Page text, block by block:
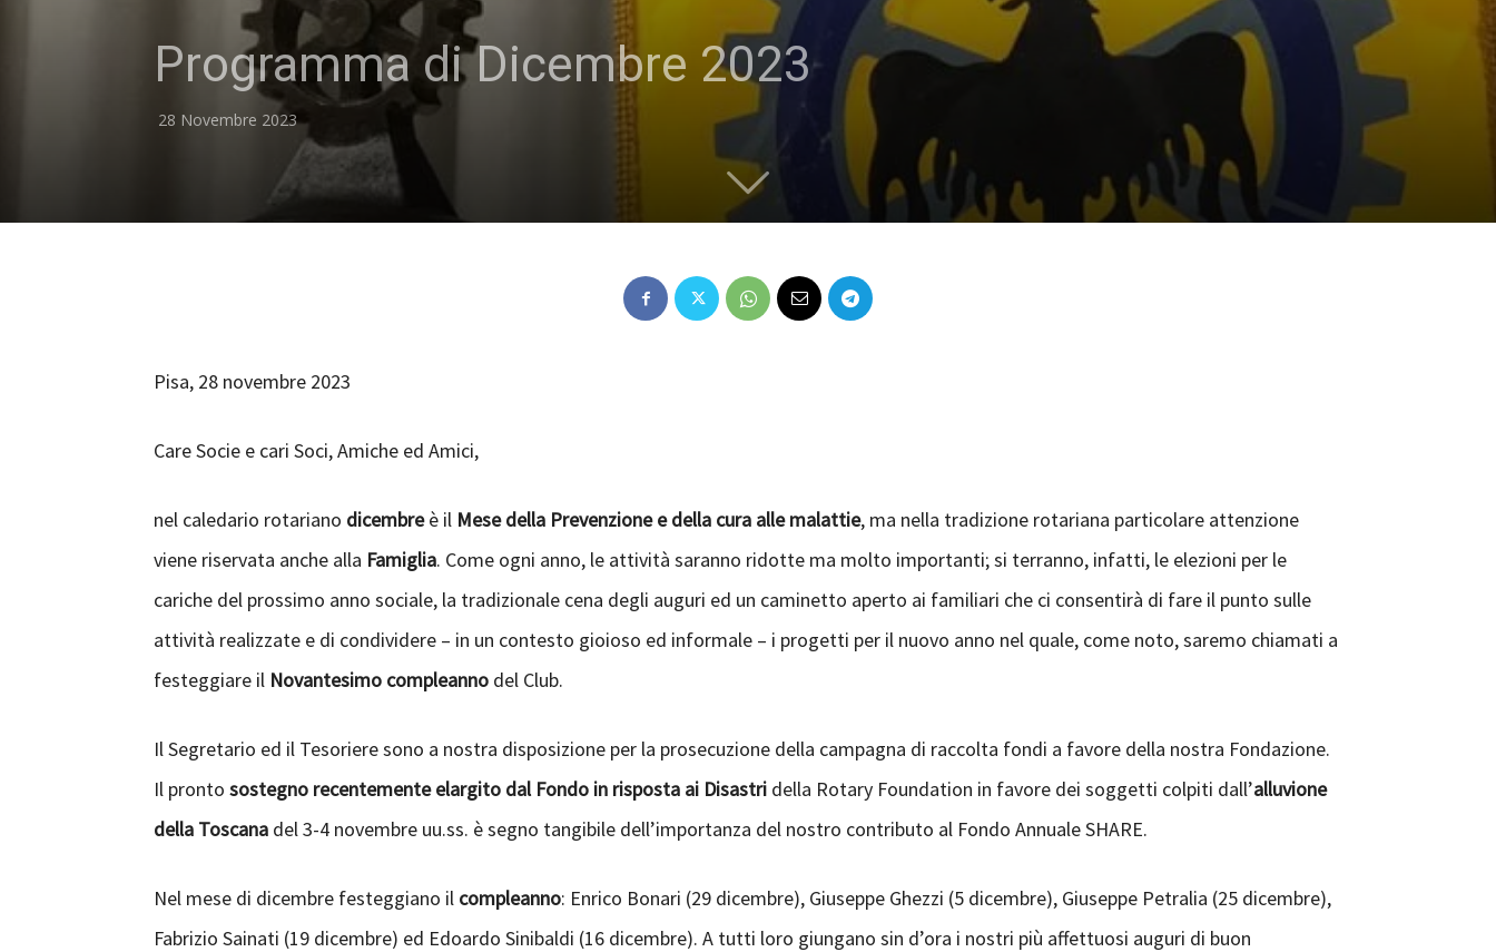
Programma di Dicembre 2023
28 Novembre 2023
Pisa, 28 novembre 2023
Care Socie e cari Soci, Amiche ed Amici,
nel caledario rotariano dicembreè il Mese della Prevenzione e della cura alle malattie, ma nella tradizione rotariana particolare attenzione
viene riservata anche alla Famiglia. Come ogni anno, le attività saranno ridotte ma molto importanti; si terranno, infatti, le elezioni per le
cariche del prossimo anno sociale, la tradizionale cena degli auguri ed un caminetto aperto ai familiari che ci consentirà di fare il punto sulle
attività realizzate e di condividere – in un contesto gioioso ed informale – i progetti per il nuovo anno nel quale, come noto, saremo chiamati a
festeggiare il Novantesimo compleanno del Club.
Il Segretario ed il Tesoriere sono a nostra disposizione per la prosecuzione della campagna di raccolta fondi a favore della nostra Fondazione.
Il pronto sostegno recentemente elargito dal Fondo in risposta ai Disastri della Rotary Foundation in favore dei soggetti colpiti dall’alluvione
della Toscana del 3-4 novembre uu.ss. è segno tangibile dell’importanza del nostro contributo al Fondo Annuale SHARE.
Nel mese di dicembre festeggiano il compleanno: Enrico Bonari (29 dicembre), Giuseppe Ghezzi (5 dicembre), Giuseppe Petralia (25 dicembre),
Fabrizio Sainati (19 dicembre) ed Edoardo Sinibaldi (16 dicembre). A tutti loro giungano sin d’ora i nostri più affettuosi auguri di buon